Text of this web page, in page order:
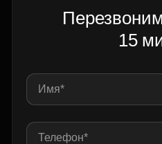
15